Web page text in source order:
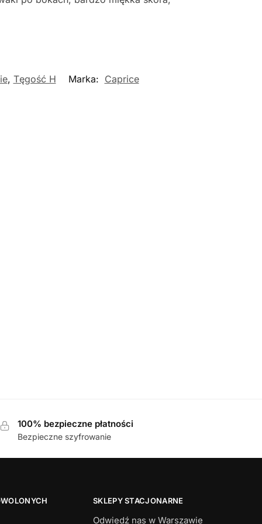
, Tęgość H Marka: Caprice
100% bezpieczne płatności
Bezpieczne szyfrowanie
SKLEPY STACJONARNE
Odwiedź nas w Warszawie